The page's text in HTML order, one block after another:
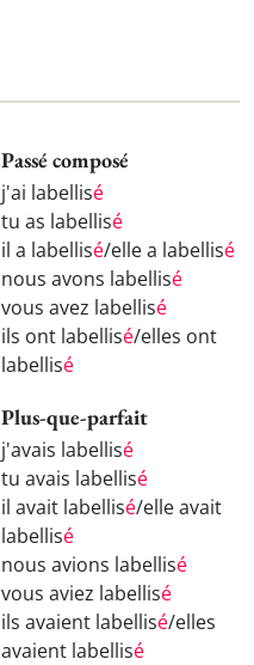
Passé composé
j'ai labellisé
tu as labellisé
il a labellisé/elle a labellisé
nous avons labellisé
vous avez labellisé
ils ont labellisé/elles ont
labellisé
Plus-que-parfait
j'avais labellisé
tu avais labellisé
il avait labellisé/elle avait
labellisé
nous avions labellisé
vous aviez labellisé
ils avaient labellisé/elles
avaient labellisé